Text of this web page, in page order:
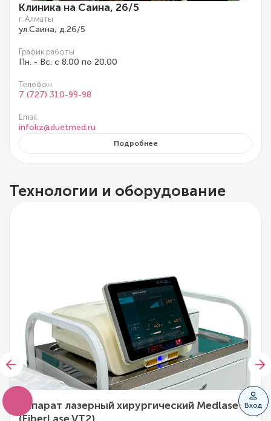
Вход
Клиника на Саина, 26/5
г. Алматы
ул.Саина, д.26/5
График работы
Пн. - Вс. с 8.00 по 20.00
Телефон
7 (727) 310-99-98
Email
infokz@duetmed.ru
Подробнее
Технологии и оборудование
Аппарат лазерный хирургический Medlase S